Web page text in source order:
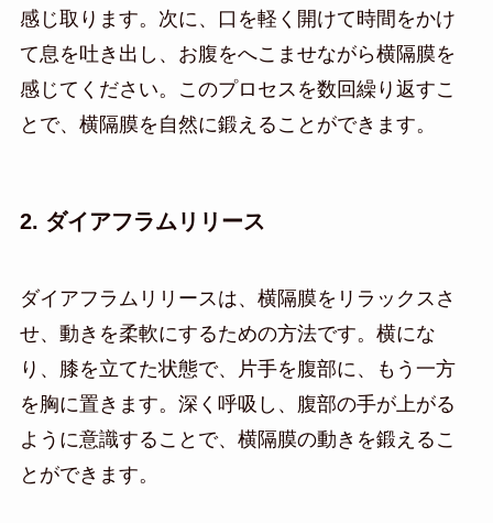
感じ取ります。次に、口を軽く開けて時間をかけ
て息を吐き出し、お腹をへこませながら横隔膜を
感じてください。このプロセスを数回繰り返すこ
とで、横隔膜を自然に鍛えることができます。
2. ダイアフラムリリース
ダイアフラムリリースは、横隔膜をリラックスさ
せ、動きを柔軟にするための方法です。横にな
り、膝を立てた状態で、片手を腹部に、もう一方
を胸に置きます。深く呼吸し、腹部の手が上がる
ように意識することで、横隔膜の動きを鍛えるこ
とができます。